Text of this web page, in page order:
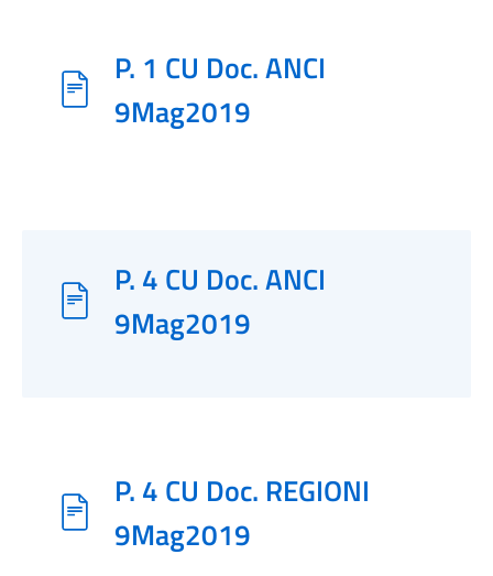
P. 1 CU Doc. ANCI
9Mag2019
P. 4 CU Doc. ANCI
9Mag2019
P. 4 CU Doc. REGIONI
9Mag2019